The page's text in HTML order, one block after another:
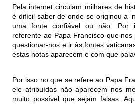
Pela internet circulam milhares de
é difícil saber de onde se originou a
uma fonte confiável ou não. Por
referente ao Papa Francisco que
questionar-nos e ir às fontes
estas notas aparecem e com que
Por isso no que se refere ao Papa
ele atribuídas não aparecem nos
muito possível que sejam falsas.